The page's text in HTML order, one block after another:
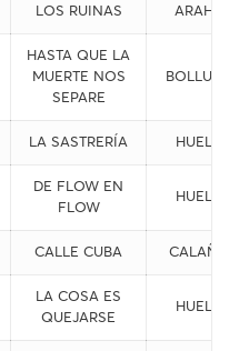
LOS RUINAS ARAHAL
HASTA QUE LA
MUERTE NOS
SEPARE
BOLLULOS
LA SASTRERÍA HUELVA
DE FLOW EN
FLOW
HUELVA
CALLE CUBA CALAÑAS
LA COSA ES
QUEJARSE
HUELVA